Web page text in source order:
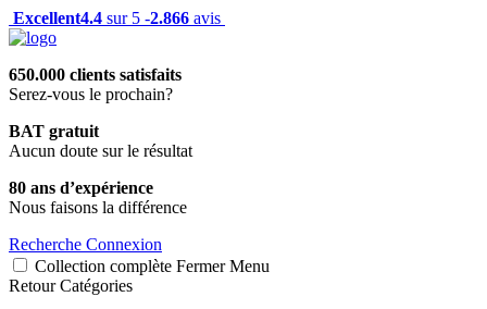
Excellent4.4 sur 5 -2.866 avis
650.000 clients satisfaits
Serez-vous le prochain?
BAT gratuit
Aucun doute sur le résultat
80 ans d’expérience
Nous faisons la différence
Recherche Connexion
Collection complète Fermer Menu
Retour Catégories